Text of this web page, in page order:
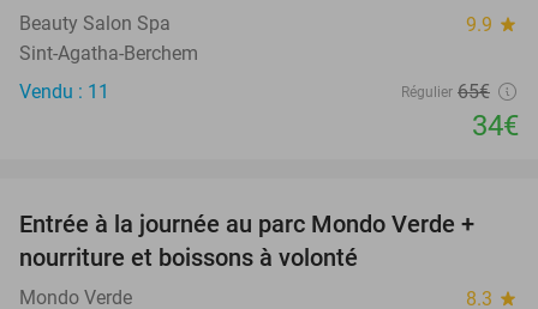
Beauty Salon Spa 9.9 star
Sint-Agatha-Berchem
Vendu : 11
Régulier 65€
34€
25%
Entrée à la journée au parc Mondo Verde +
nourriture et boissons à volonté
Mondo Verde 8.3 star